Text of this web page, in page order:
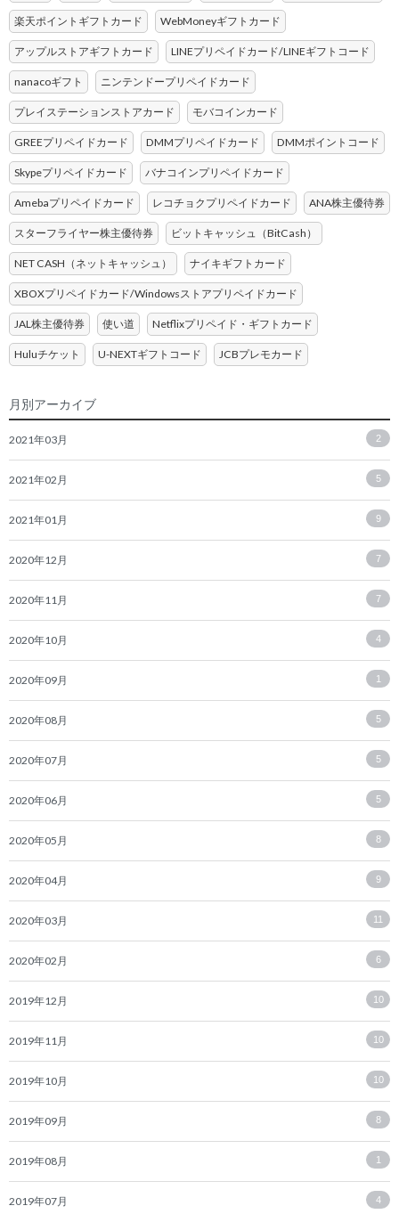
楽天ポイントギフトカード WebMoneyギフトカード
アップルストアギフトカード LINEプリペイドカード/LINEギフトコード
nanacoギフト ニンテンドープリペイドカード
プレイステーションストアカード モバコインカード
GREEプリペイドカード DMMプリペイドカード DMMポイントコード
Skypeプリペイドカード バナコインプリペイドカード
Amebaプリペイドカード レコチョクプリペイドカード ANA株主優待券
スターフライヤー株主優待券 ビットキャッシュ（BitCash）
NET CASH（ネットキャッシュ） ナイキギフトカード
XBOXプリペイドカード/Windowsストアプリペイドカード
JAL株主優待券 使い道 Netflixプリペイド・ギフトカード
Huluチケット U-NEXTギフトコード JCBプレモカード
月別アーカイブ
2021年03月 2
2021年02月 5
2021年01月 9
2020年12月 7
2020年11月 7
2020年10月 4
2020年09月 1
2020年08月 5
2020年07月 5
2020年06月 5
2020年05月 8
2020年04月 9
2020年03月 11
2020年02月 6
2019年12月 10
2019年11月 10
2019年10月 10
2019年09月 8
2019年08月 1
2019年07月 4